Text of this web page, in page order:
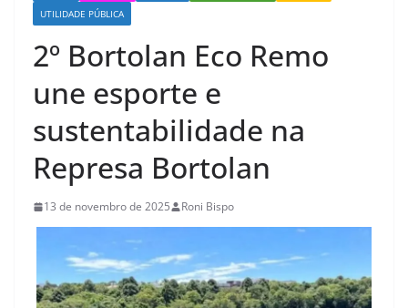
UTILIDADE PÚBLICA
2º Bortolan Eco Remo
une esporte e
sustentabilidade na
Represa Bortolan
13 de novembro de 2025 Roni Bispo